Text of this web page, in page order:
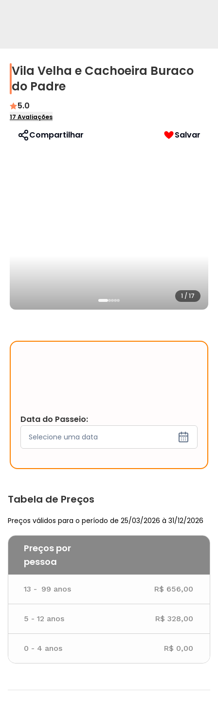
Perfil
Português
Vila Velha e Cachoeira Buraco
do Padre
5.0
17 Avaliações
Compartilhar Salvar
1 / 17
Data do Passeio:
Selecione uma data
Tabela de Preços
Preços válidos para o período de 25/03/2026 à 31/12/2026
Preços por
pessoa
13 - 99 anos R$ 656,00
5 - 12 anos R$ 328,00
0 - 4 anos R$ 0,00